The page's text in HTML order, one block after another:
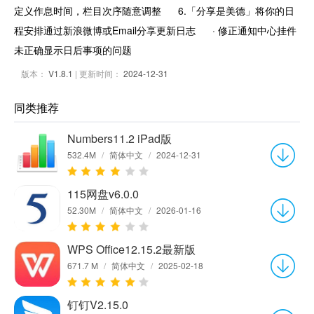
定义作息时间，栏目次序随意调整 6.「分享是美德」将你的日
程安排通过新浪微博或Email分享更新日志 · 修正通知中心挂件
未正确显示日后事项的问题
版本： V1.8.1 | 更新时间： 2024-12-31
同类推荐
Numbers11.2 iPad版
532.4M / 简体中文 / 2024-12-31
115网盘v6.0.0
52.30M / 简体中文 / 2026-01-16
WPS Office12.15.2最新版
671.7 M / 简体中文 / 2025-02-18
钉钉V2.15.0